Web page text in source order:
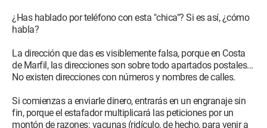
¿Has hablado por teléfono con esta "chica"? Si es así, ¿cómo
habla?
La dirección que das es visiblemente falsa, porque en Costa
de Marfil, las direcciones son sobre todo apartados postales...
No existen direcciones con números y nombres de calles.
Si comienzas a enviarle dinero, entrarás en un engranaje sin
fin, porque el estafador multiplicará las peticiones por un
montón de razones: vacunas (ridículo, de hecho, para venir a